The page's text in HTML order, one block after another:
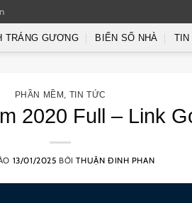
TRÁNG GƯƠNG BIỂN SỐ NHÀ TIN
PHẦN MỀM TIN TỨC
2020 Full – Link
13/01/2025 BỞITHUẬN ĐINH PHAN